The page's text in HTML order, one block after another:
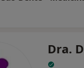
Dra.